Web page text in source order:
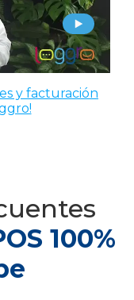
y facturación
100%